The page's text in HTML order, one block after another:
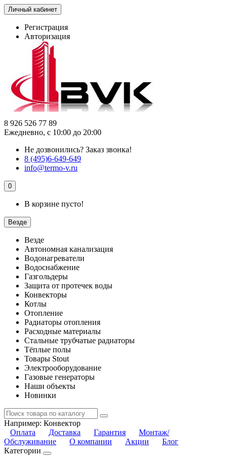
Личный кабинет
Регистрация
Авторизация
8 926 526 77 89
Ежедневно, с 10:00 до 20:00
Не дозвонились? Заказ звонка!
8 (495)6-649-649
info@termo-v.ru
0
В корзине пусто!
Везде
Везде
Автономная канализация
Водонагреватели
Водоснабжение
Газгольдеры
Защита от протечек воды
Конвекторы
Котлы
Отопление
Радиаторы отопления
Расходные материалы
Стальные трубчатые радиаторы
Тёплые полы
Товары Stout
Электрооборудование
Газовые генераторы
Наши объекты
Новинки
Например: Конвектор
Оплата
Доставка Гарантия
Монтаж/
Обслуживание
О компании Акции
Блог
Категории